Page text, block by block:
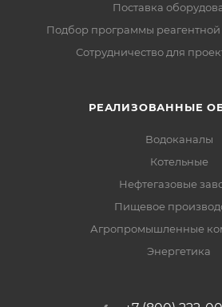
Поставка
Подбор программы
Сотрудничество для
РЕАЛИЗОВАННЫЕ
Водоканалы
Котельные
Нефтегазовые
Пищевое
Агропромышленные
Энергетика